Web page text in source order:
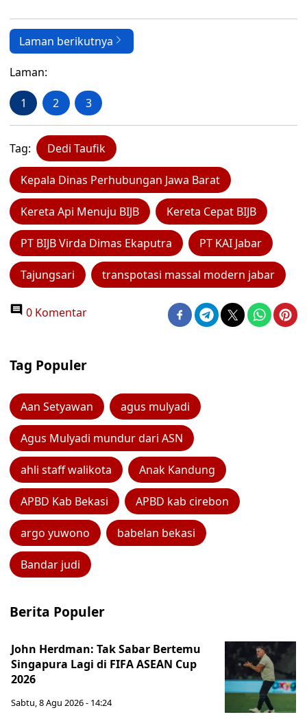
Laman berikutnya
Laman:
1 2 3
Tag: Dedi Taufik
Kepala Dinas Perhubungan Jawa Barat
Kereta Api Menuju BIJB Kereta Cepat BIJB
PT BIJB Virda Dimas Ekaputra PT KAI Jabar
Tajungsari transpotasi massal modern jabar
0 Komentar
Tag Populer
Aan Setyawan agus mulyadi
Agus Mulyadi mundur dari ASN
ahli staff walikota Anak Kandung
APBD Kab Bekasi APBD kab cirebon
argo yuwono babelan bekasi
Bandar judi
Berita Populer
John Herdman: Tak Sabar Bertemu
Singapura Lagi di FIFA ASEAN Cup
2026
Sabtu, 8 Agu 2026 - 14:24